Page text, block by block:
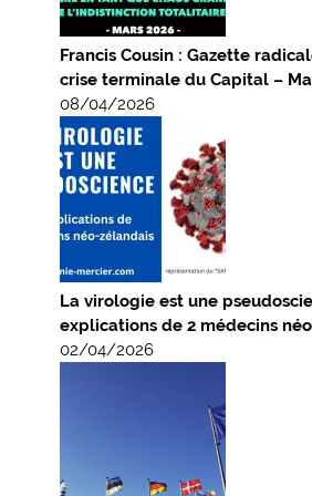
Francis Cousin : Gazette
crise terminale du Capital –
08/04/2026
La virologie est une
explications de 2 médecins
02/04/2026